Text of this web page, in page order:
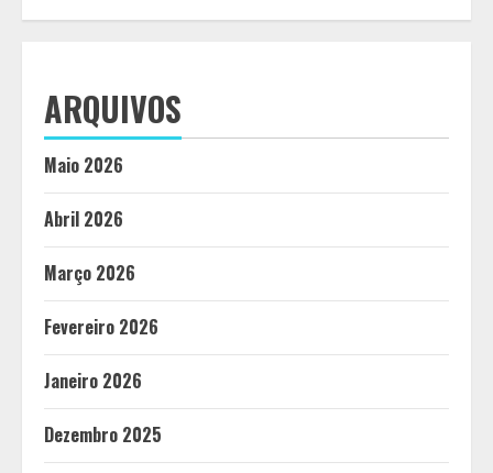
ARQUIVOS
Maio 2026
Abril 2026
Março 2026
Fevereiro 2026
Janeiro 2026
Dezembro 2025